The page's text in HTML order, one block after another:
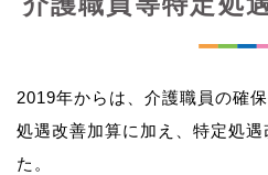
2019年からは、介護職員の確
処遇改善加算に加え、特定処
た。